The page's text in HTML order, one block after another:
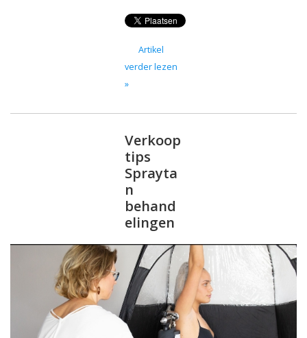
Artikel
verder lezen
»
Verkoop
tips
Sprayta
n
behand
elingen